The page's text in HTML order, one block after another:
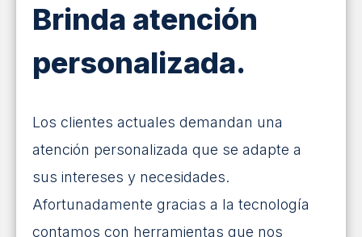
Brinda atención
personalizada.
Los clientes actuales demandan una
atención personalizada que se adapte a
sus intereses y necesidades.
Afortunadamente gracias a la tecnología
contamos con herramientas que nos